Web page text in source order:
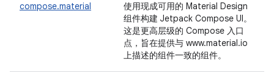
compose.material
使用现成可用的 Material Design
组件构建 Jetpack Compose UI。
这是更高层级的 Compose 入口
点，旨在提供与 www.material.io
上描述的组件一致的组件。